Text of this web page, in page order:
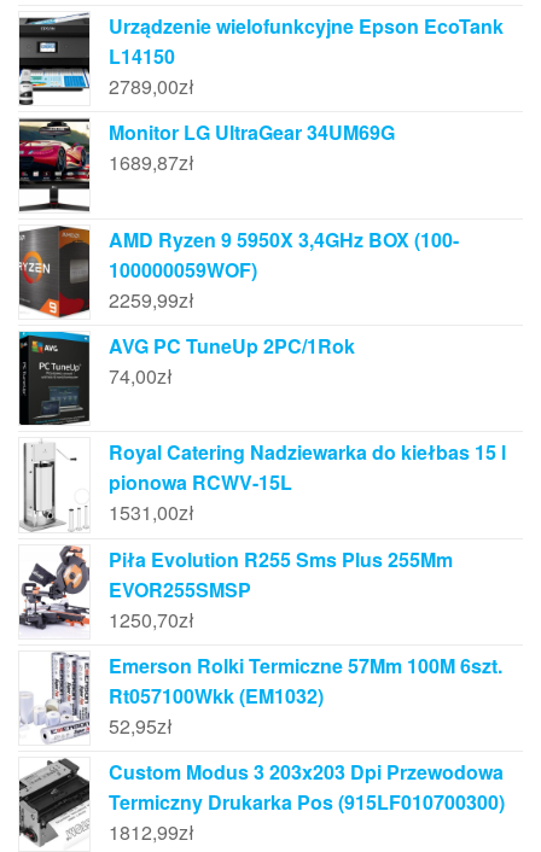
Urządzenie wielofunkcyjne Epson EcoTank
L14150
2789,00zł
Monitor LG UltraGear 34UM69G
1689,87zł
AMD Ryzen 9 5950X 3,4GHz BOX (100-
100000059WOF)
2259,99zł
AVG PC TuneUp 2PC/1Rok
74,00zł
Royal Catering Nadziewarka do kiełbas 15 l
pionowa RCWV-15L
1531,00zł
Piła Evolution R255 Sms Plus 255Mm
EVOR255SMSP
1250,70zł
Emerson Rolki Termiczne 57Mm 100M 6szt.
Rt057100Wkk (EM1032)
52,95zł
Custom Modus 3 203x203 Dpi Przewodowa
Termiczny Drukarka Pos (915LF010700300)
1812,99zł